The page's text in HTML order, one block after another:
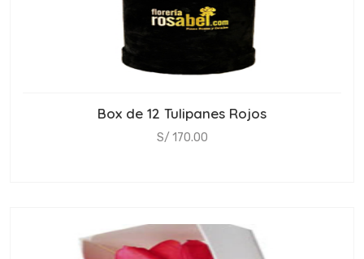
Box de 12 Tulipanes Rojos
S/ 170.00